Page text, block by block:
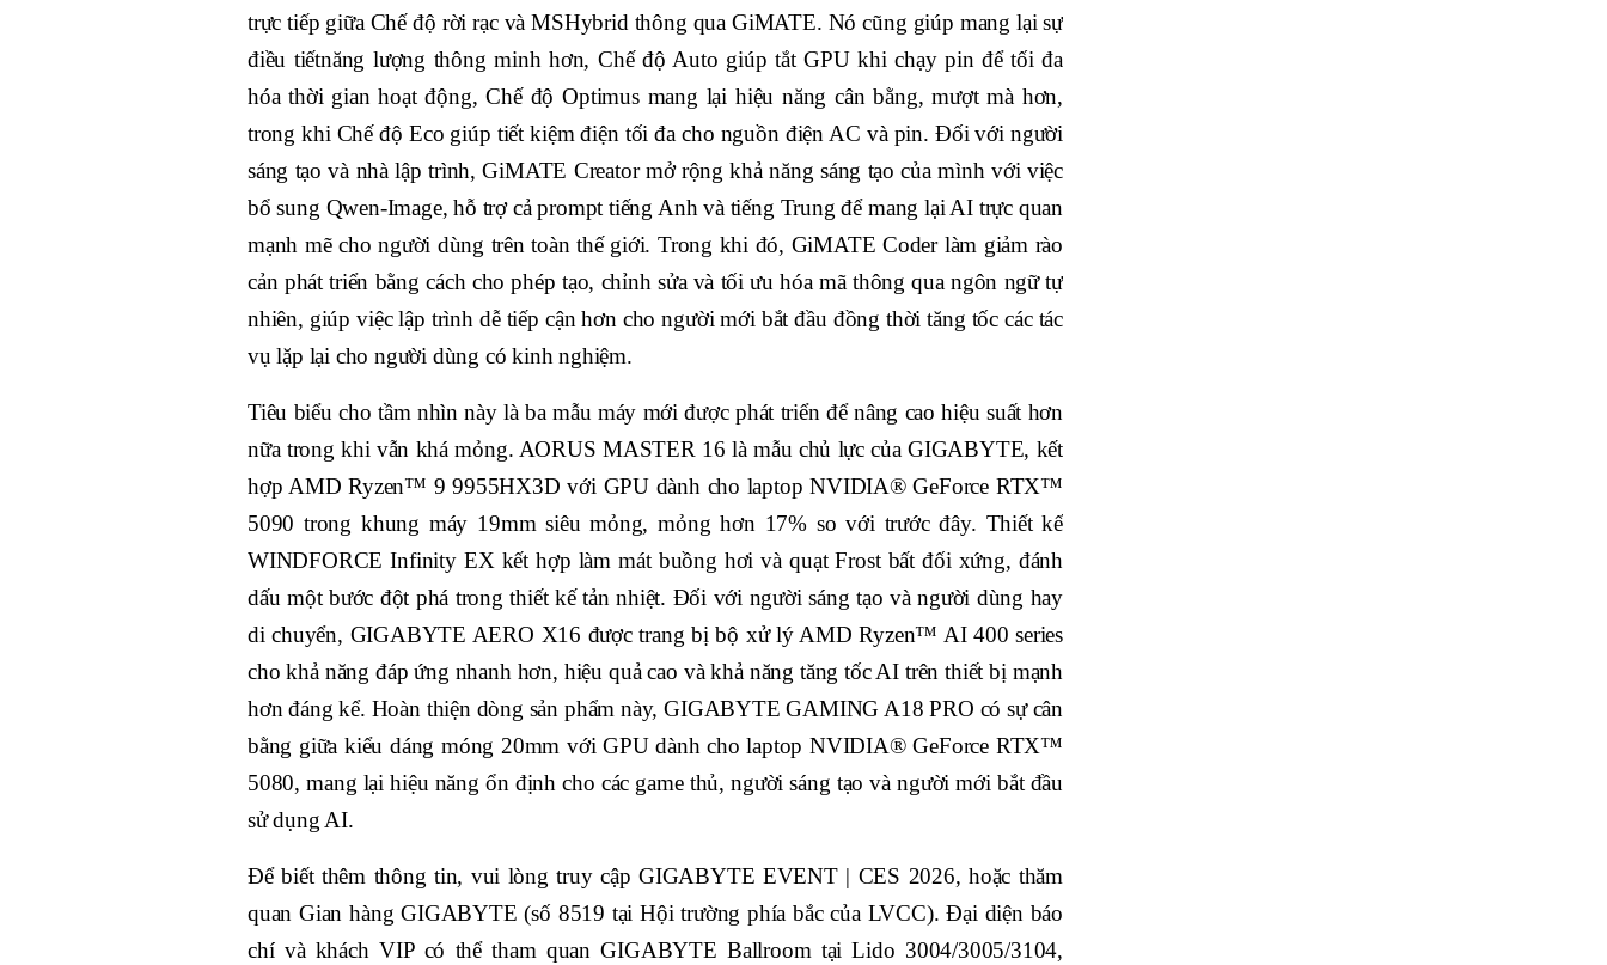
trực tiếp giữa Chế độ rời rạc và MSHybrid thông qua GiMATE. Nó cũng giúp mang lại sự
điều tiếtnăng lượng thông minh hơn, Chế độ Auto giúp tắt GPU khi chạy pin để tối đa
hóa thời gian hoạt động, Chế độ Optimus mang lại hiệu năng cân bằng, mượt mà hơn,
trong khi Chế độ Eco giúp tiết kiệm điện tối đa cho nguồn điện AC và pin. Đối với người
sáng tạo và nhà lập trình, GiMATE Creator mở rộng khả năng sáng tạo của mình với việc
bổ sung Qwen-Image, hỗ trợ cả prompt tiếng Anh và tiếng Trung để mang lại AI trực quan
mạnh mẽ cho người dùng trên toàn thế giới. Trong khi đó, GiMATE Coder làm giảm rào
cản phát triển bằng cách cho phép tạo, chỉnh sửa và tối ưu hóa mã thông qua ngôn ngữ tự
nhiên, giúp việc lập trình dễ tiếp cận hơn cho người mới bắt đầu đồng thời tăng tốc các tác
vụ lặp lại cho người dùng có kinh nghiệm.
Tiêu biểu cho tầm nhìn này là ba mẫu máy mới được phát triển để nâng cao hiệu suất hơn
nữa trong khi vẫn khá mỏng. AORUS MASTER 16 là mẫu chủ lực của GIGABYTE, kết
hợp AMD Ryzen™ 9 9955HX3D với GPU dành cho laptop NVIDIA® GeForce RTX™
5090 trong khung máy 19mm siêu mỏng, mỏng hơn 17% so với trước đây. Thiết kế
WINDFORCE Infinity EX kết hợp làm mát buồng hơi và quạt Frost bất đối xứng, đánh
dấu một bước đột phá trong thiết kế tản nhiệt. Đối với người sáng tạo và người dùng hay
di chuyển, GIGABYTE AERO X16 được trang bị bộ xử lý AMD Ryzen™ AI 400 series
cho khả năng đáp ứng nhanh hơn, hiệu quả cao và khả năng tăng tốc AI trên thiết bị mạnh
hơn đáng kể. Hoàn thiện dòng sản phẩm này, GIGABYTE GAMING A18 PRO có sự cân
bằng giữa kiểu dáng móng 20mm với GPU dành cho laptop NVIDIA® GeForce RTX™
5080, mang lại hiệu năng ổn định cho các game thủ, người sáng tạo và người mới bắt đầu
sử dụng AI.
Để biết thêm thông tin, vui lòng truy cập GIGABYTE EVENT | CES 2026, hoặc thăm
quan Gian hàng GIGABYTE (số 8519 tại Hội trường phía bắc của LVCC). Đại diện báo
chí và khách VIP có thể tham quan GIGABYTE Ballroom tại Lido 3004/3005/3104,